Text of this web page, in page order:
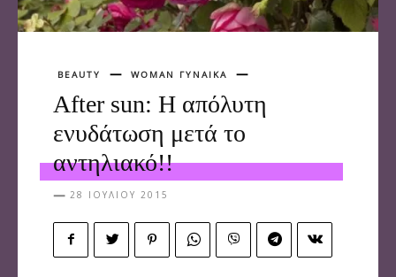
BEAUTY WOMAN ΓΥΝΑΙΚΑ
After sun: Η απόλυτη
ενυδάτωση μετά το
αντηλιακό!!
28 ΙΟΥΛΊΟΥ 2015